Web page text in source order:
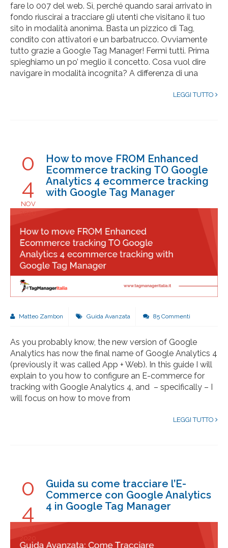
fare lo 007 del web. Sì, perché quando sarai arrivato in
fondo riuscirai a tracciare gli utenti che visitano il tuo
sito in modalità anonima. Basta un pizzico di Tag,
condito con attivatori e un barbatrucco. Ovviamente
tutto grazie a Google Tag Manager! Fermi tutti. Prima
spieghiamo un po’ meglio il concetto. Cosa vuol dire
navigare in modalità incognita? A differenza di una
LEGGI TUTTO
0
4
NOV
How to move FROM Enhanced
Ecommerce tracking TO Google
Analytics 4 ecommerce tracking
with Google Tag Manager
Matteo Zambon Guida Avanzata 85 Commenti
As you probably know, the new version of Google
Analytics has now the final name of Google Analytics 4
(previously it was called App + Web). In this guide I will
explain to you how to configure an E-commerce for
tracking with Google Analytics 4, and – specifically – I
will focus on how to move from
LEGGI TUTTO
0
4
Guida su come tracciare l’E-
Commerce con Google Analytics
4 in Google Tag Manager